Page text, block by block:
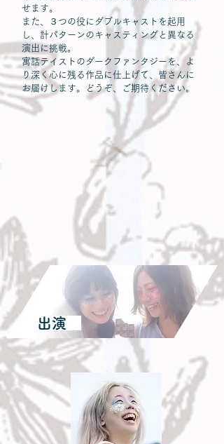
せます。
また、３つの役にダブルキャストを起用
し、計パターンのキャスティングと異なる
演出に挑戦。
寓話テイストのダークファンタジーを、よ
り深く心に残る作品に仕上げて、皆さんに
お届けします。どうぞ、ご期待ください。
出演